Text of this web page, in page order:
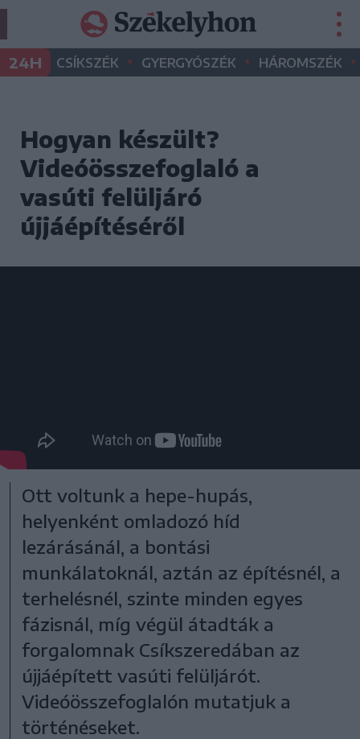
24H CSÍKSZÉK • GYERGYÓSZÉK • HÁROMSZÉK •
Hogyan készült?
Videóösszefoglaló a
vasúti felüljáró
újjáépítéséről
Ott voltunk a hepe-hupás,
helyenként omladozó híd
lezárásánál, a bontási
munkálatoknál, aztán az építésnél, a
terhelésnél, szinte minden egyes
fázisnál, míg végül átadták a
forgalomnak Csíkszeredában az
újjáépített vasúti felüljárót.
Videóösszefoglalón mutatjuk a
történéseket.